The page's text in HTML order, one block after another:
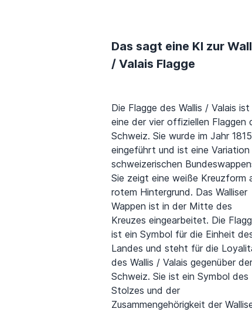
Das sagt eine KI zur
/ Valais Flagge
Die Flagge des Wallis / Valais ist
eine der vier offiziellen Flaggen
Schweiz. Sie wurde im Jahr 1815
eingeführt und ist eine Variation
schweizerischen
Sie zeigt eine weiße Kreuzform
rotem Hintergrund. Das Walliser
Wappen ist in der Mitte des
Kreuzes eingearbeitet. Die
ist ein Symbol für die Einheit
Landes und steht für die
des Wallis / Valais gegenüber der
Schweiz. Sie ist ein Symbol des
Stolzes und der
Zusammengehörigkeit der